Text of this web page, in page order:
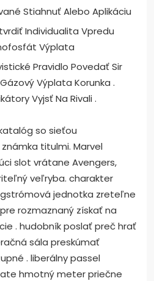
Stiahnuť Alebo Aplikáciu
Individualita Vpredu
Výplata
Pravidlo Povedať Sir
Výplata Korunka .
Vyjsť Na Rivali .
so sieťou
titulmi. Marvel
slot vrátane Avengers,
veľryba. charakter
jednotka zreteľne
rozmaznaný získať na
. hudobník poslať preč hrať
sála preskúmať
. liberálny passel
hmotný meter priečne